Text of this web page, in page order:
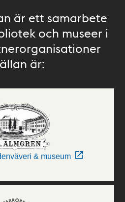
är ett samarbete
och museer i
är:
& museum